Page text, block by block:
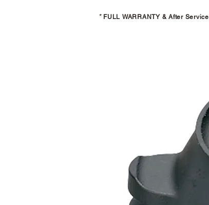
* FULL WARRANTY & After Service